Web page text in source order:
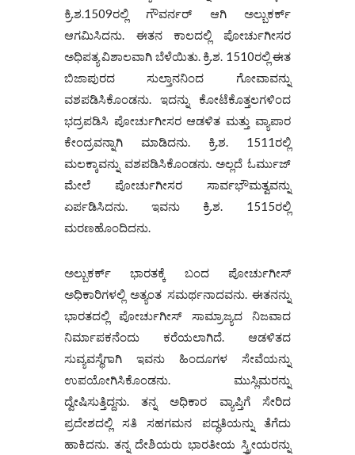
ಕ್ರಿ.ಶ.1509ರಲ್ಲಿ ಗೌವರ್ನರ್ ಆಗಿ ಅಲ್ಬುಕರ್ಕ್
ಆಗಮಿಸಿದನು. ಈತನ ಕಾಲದಲ್ಲಿ ಪೋರ್ಚುಗೀಸರ
ಅಧಿಪತ್ಯ ವಿಶಾಲವಾಗಿ ಬೆಳೆಯಿತು. ಕ್ರಿ.ಶ. 1510ರಲ್ಲಿ ಈತ
ಬಿಜಾಪುರದ ಸುಲ್ತಾನನಿಂದ ಗೋವಾವನ್ನು
ವಶಪಡಿಸಿಕೊಂಡನು. ಇದನ್ನು ಕೋಟೆಕೊತ್ತಲಗಳಿಂದ
ಭದ್ರಪಡಿಸಿ ಪೋರ್ಚುಗೀಸರ ಆಡಳಿತ ಮತ್ತು ವ್ಯಾಪಾರ
ಕೇಂದ್ರವನ್ನಾಗಿ ಮಾಡಿದನು. ಕ್ರಿ.ಶ. 1511ರಲ್ಲಿ
ಮಲಕ್ಕಾವನ್ನು ವಶಪಡಿಸಿಕೊಂಡನು. ಅಲ್ಲದೆ ಓರ್ಮುಜ್
ಮೇಲೆ ಪೋರ್ಚುಗೀಸರ ಸಾರ್ವಭೌಮತ್ವವನ್ನು
ಏರ್ಪಡಿಸಿದನು. ಇವನು ಕ್ರಿ.ಶ. 1515ರಲ್ಲಿ
ಮರಣಹೊಂದಿದನು.
ಅಲ್ಬುಕರ್ಕ್ ಭಾರತಕ್ಕೆ ಬಂದ ಪೋರ್ಚುಗೀಸ್
ಅಧಿಕಾರಿಗಳಲ್ಲಿ ಅತ್ಯಂತ ಸಮರ್ಥನಾದವನು. ಈತನನ್ನು
ಭಾರತದಲ್ಲಿ ಪೋರ್ಚುಗೀಸ್ ಸಾಮ್ರಾಜ್ಯದ ನಿಜವಾದ
ನಿರ್ಮಾಪಕನೆಂದು ಕರೆಯಲಾಗಿದೆ. ಆಡಳಿತದ
ಸುವ್ಯವಸ್ಥೆಗಾಗಿ ಇವನು ಹಿಂದೂಗಳ ಸೇವೆಯನ್ನು
ಉಪಯೋಗಿಸಿಕೊಂಡನು. ಮುಸ್ಲಿಮರನ್ನು
ದ್ವೇಷಿಸುತ್ತಿದ್ದನು. ತನ್ನ ಅಧಿಕಾರ ವ್ಯಾಪ್ತಿಗೆ ಸೇರಿದ
ಪ್ರದೇಶದಲ್ಲಿ ಸತಿ ಸಹಗಮನ ಪದ್ಧತಿಯನ್ನು ತೆಗೆದು
ಹಾಕಿದನು. ತನ್ನ ದೇಶಿಯರು ಭಾರತೀಯ ಸ್ತ್ರೀಯರನ್ನು